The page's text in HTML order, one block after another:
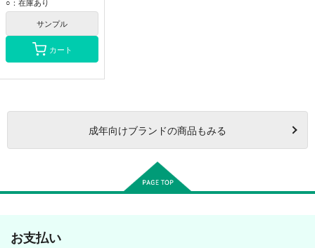
○：在庫あり
サンプル
カート
成年向けブランドの商品もみる
お支払い